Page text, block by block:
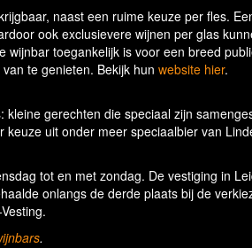
naast een ruime keuze per fles.
ook exclusievere wijnen per glas
wijnbar toegankelijk is voor een breed
te genieten. Bekijk hun website hier.
gerechten die speciaal zijn
uit onder meer speciaalbier van
tot en met zondag. De vestiging in
onlangs de derde plaats bij de
.